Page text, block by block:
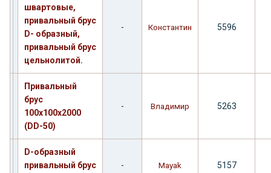
швартовые,
привальный брус
D- образный,
привальный брус
цельнолитой.
- Константин 5596
Привальный
брус
100х100х2000
(DD-50)
- Владимир 5263
D-образный
привальный брус
- Mayak 5157